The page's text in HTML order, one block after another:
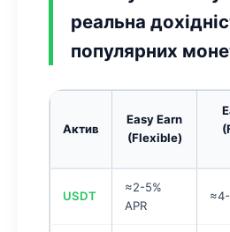
реальна
популярних
Актив
Easy Earn
(Flexible)
USDT
≈2-5%
APR
≈4-